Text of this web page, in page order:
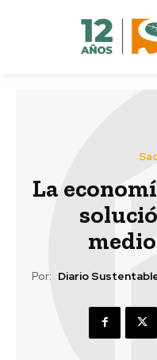
La
Por: Diario